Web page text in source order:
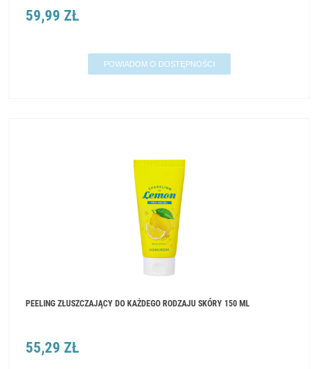
59,99 ZŁ
POWIADOM O DOSTĘPNOŚCI
PEELING ZŁUSZCZAJĄCY DO KAŻDEGO RODZAJU SKÓRY 150 ML
55,29 ZŁ